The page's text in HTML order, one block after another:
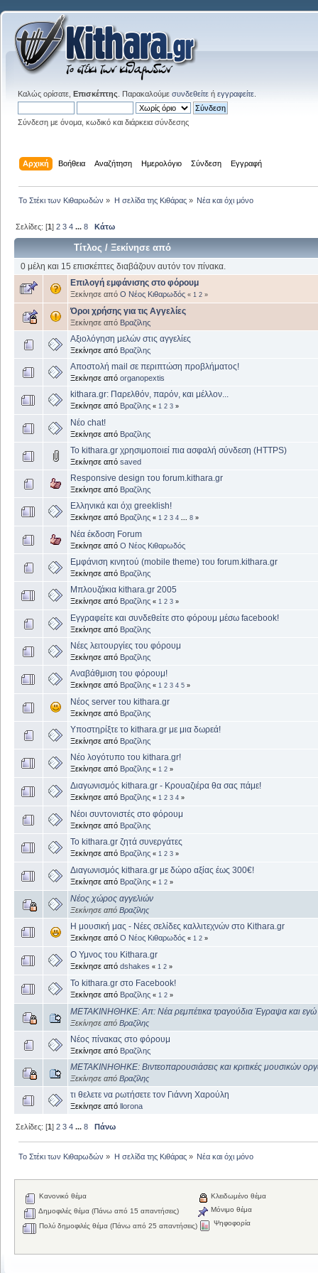
Καλώς ορίσατε, Επισκέπτης . Παρακαλούμε συνδεθείτε ή εγγραφείτε
Σύνδεση με όνομα, κωδικό και διάρκεια σύνδεσης
Αρχική Βοήθεια Αναζήτηση Ημερολόγιο Σύνδεση Εγγραφή
Το Στέκι των Κιθαρωδών » Η σελίδα της Κιθάρας» Νέα και όχι μόνο
Σελίδες: [1]2 3 4 ...8 Κάτω
Τίτλος /Ξεκίνησε από
0 μέλη και 15 επισκέπτες διαβάζουν αυτόν τον πίνακα.
Επιλογή εμφάνισης στο φόρουμ
Ξεκίνησε από Ο Νέος Κιθαρωδός « 1 2 »
Όροι χρήσης για τις Αγγελίες
Ξεκίνησε από Βραζίλης
Αξιολόγηση μελών στις αγγελίες
Ξεκίνησε από Βραζίλης
Αποστολή mail σε περιπτώση προβλήματος!
Ξεκίνησε από organopextis
kithara.gr: Παρελθόν, παρόν, και μέλλον...
Ξεκίνησε από Βραζίλης « 1 2 3 »
Νέο chat!
Ξεκίνησε από Βραζίλης
Το kithara.gr χρησιμοποιεί πια ασφαλή σύνδεση (HTTPS)
Ξεκίνησε από saved
Responsive design του forum.kithara.gr
Ξεκίνησε από Βραζίλης
Ελληνικά και όχι greeklish!
Ξεκίνησε από Βραζίλης « 1 2 3 4 8 »
Νέα έκδοση Forum
Ξεκίνησε από Ο Νέος Κιθαρωδός
Εμφάνιση κινητού (mobile theme) του forum.kithara.gr
Ξεκίνησε από Βραζίλης
Μπλουζάκια kithara.gr 2005
Ξεκίνησε από Βραζίλης « 1 2 3 »
Εγγραφείτε και συνδεθείτε στο φόρουμ μέσω facebook!
Ξεκίνησε από Βραζίλης
Νέες λειτουργίες του φόρουμ
Ξεκίνησε από Βραζίλης
Αναβάθμιση του φόρουμ!
Ξεκίνησε από Βραζίλης « 1 2 3 4 5 »
Νέος server του kithara.gr
Ξεκίνησε από Βραζίλης
Υποστηρίξτε το kithara.gr με μια δωρεά!
Ξεκίνησε από Βραζίλης
Νέο λογότυπο του kithara.gr!
Ξεκίνησε από Βραζίλης « 1 2 »
Διαγωνισμός kithara.gr - Κρουαζιέρα θα σας πάμε!
Ξεκίνησε από Βραζίλης « 1 2 3 4 »
Νέοι συντονιστές στο φόρουμ
Ξεκίνησε από Βραζίλης
Το kithara.gr ζητά συνεργάτες
Ξεκίνησε από Βραζίλης « 1 2 3 »
Διαγωνισμός kithara.gr με δώρο αξίας έως 300€!
Ξεκίνησε από Βραζίλης « 1 2 »
Νέος χώρος αγγελιών
Ξεκίνησε από Βραζίλης
Η μουσική μας - Νέες σελίδες καλλιτεχνών στο Kithara.gr
Ξεκίνησε από Ο Νέος Κιθαρωδός « 1 2 »
Ο Υμνος του Kithara.gr
Ξεκίνησε από dshakes « 1 2 »
Το kithara.gr στο Facebook!
Ξεκίνησε από Βραζίλης « 1 2 »
ΜΕΤΑΚΙΝΗΘΗΚΕ: Απ: Νέα ρεμπέτικα τραγούδια Έγραψα και εγώ
Ξεκίνησε από Βραζίλης
Νέος πίνακας στο φόρουμ
Ξεκίνησε από Βραζίλης
ΜΕΤΑΚΙΝΗΘΗΚΕ: Βιντεοπαρουσιάσεις και κριτικές μουσικών
Ξεκίνησε από Βραζίλης
τι θελετε να ρωτήσετε τον Γιάννη Χαρούλη
Ξεκίνησε από llorona
Σελίδες: [1]2 3 4 ...8 Πάνω
Το Στέκι των Κιθαρωδών » Η σελίδα της Κιθάρας» Νέα και όχι μόνο
Κανονικό θέμα
Δημοφιλές θέμα (Πάνω από 15 απαντήσεις)
Πολύ δημοφιλές θέμα (Πάνω από 25 απαντήσεις)
Κλειδωμένο θέμα
Μόνιμο θέμα
Ψηφοφορία